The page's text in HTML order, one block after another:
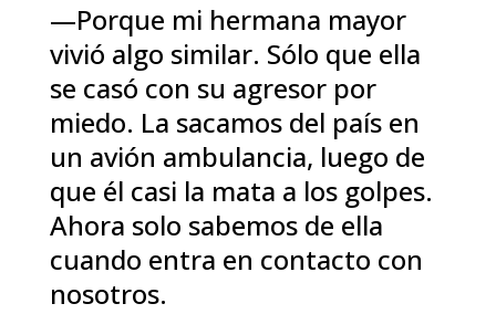
—Porque mi hermana mayor
vivió algo similar. Sólo que ella
se casó con su agresor por
miedo. La sacamos del país en
un avión ambulancia, luego de
que él casi la mata a los golpes.
Ahora solo sabemos de ella
cuando entra en contacto con
nosotros.